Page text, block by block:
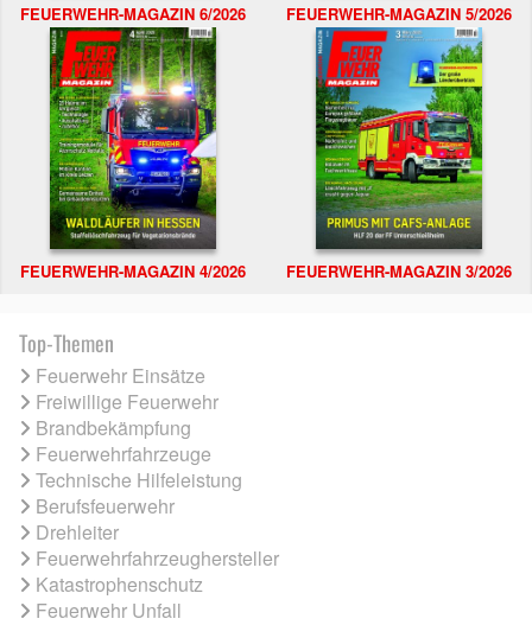
FEUERWEHR-MAGAZIN 6/2026 FEUERWEHR-MAGAZIN 5/2026
FEUERWEHR-MAGAZIN 4/2026 FEUERWEHR-MAGAZIN 3/2026
Top-Themen
Feuerwehr Einsätze
Freiwillige Feuerwehr
Brandbekämpfung
Feuerwehrfahrzeuge
Technische Hilfeleistung
Berufsfeuerwehr
Drehleiter
Feuerwehrfahrzeughersteller
Katastrophenschutz
Feuerwehr Unfall